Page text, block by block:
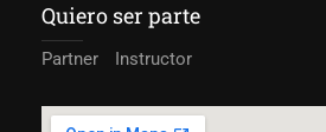
Quiero ser parte
Partner Instructor